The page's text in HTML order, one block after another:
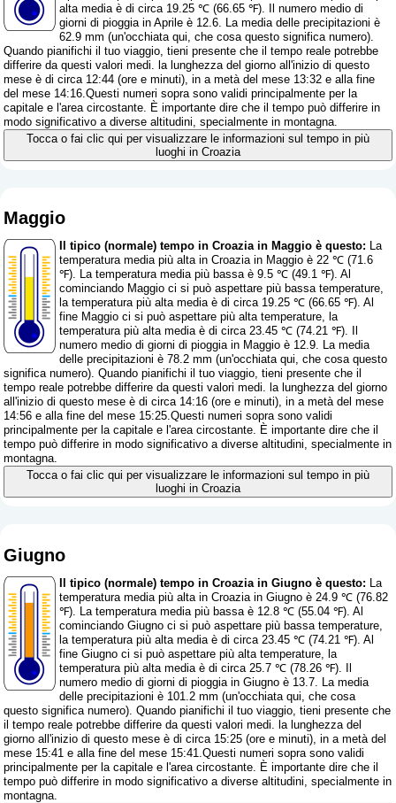
alta media è di circa 19.25 ℃ (66.65 ℉). Il numero medio di
giorni di pioggia in Aprile è 12.6. La media delle precipitazioni è
62.9 mm (un'occhiata qui, che cosa questo significa numero).
Quando pianifichi il tuo viaggio, tieni presente che il tempo reale potrebbe
differire da questi valori medi. la lunghezza del giorno all'inizio di questo
mese è di circa 12:44 (ore e minuti), in a metà del mese 13:32 e alla fine
del mese 14:16.Questi numeri sopra sono validi principalmente per la
capitale e l'area circostante. È importante dire che il tempo può differire in
modo significativo a diverse altitudini, specialmente in montagna.
Tocca o fai clic qui per visualizzare le informazioni sul tempo in più
luoghi in Croazia
Maggio
Il tipico (normale) tempo in Croazia in Maggio è questo: La
temperatura media più alta in Croazia in Maggio è 22 ℃ (71.6
℉). La temperatura media più bassa è 9.5 ℃ (49.1 ℉). Al
cominciando Maggio ci si può aspettare più bassa temperature,
la temperatura più alta media è di circa 19.25 ℃ (66.65 ℉). Al
fine Maggio ci si può aspettare più alta temperature, la
temperatura più alta media è di circa 23.45 ℃ (74.21 ℉). Il
numero medio di giorni di pioggia in Maggio è 12.9. La media
delle precipitazioni è 78.2 mm (un'occhiata qui, che cosa questo
significa numero). Quando pianifichi il tuo viaggio, tieni presente che il
tempo reale potrebbe differire da questi valori medi. la lunghezza del giorno
all'inizio di questo mese è di circa 14:16 (ore e minuti), in a metà del mese
14:56 e alla fine del mese 15:25.Questi numeri sopra sono validi
principalmente per la capitale e l'area circostante. È importante dire che il
tempo può differire in modo significativo a diverse altitudini, specialmente in
montagna.
Tocca o fai clic qui per visualizzare le informazioni sul tempo in più
luoghi in Croazia
Giugno
Il tipico (normale) tempo in Croazia in Giugno è questo: La
temperatura media più alta in Croazia in Giugno è 24.9 ℃ (76.82
℉). La temperatura media più bassa è 12.8 ℃ (55.04 ℉). Al
cominciando Giugno ci si può aspettare più bassa temperature,
la temperatura più alta media è di circa 23.45 ℃ (74.21 ℉). Al
fine Giugno ci si può aspettare più alta temperature, la
temperatura più alta media è di circa 25.7 ℃ (78.26 ℉). Il
numero medio di giorni di pioggia in Giugno è 13.7. La media
delle precipitazioni è 101.2 mm (un'occhiata qui, che cosa
questo significa numero). Quando pianifichi il tuo viaggio, tieni presente che
il tempo reale potrebbe differire da questi valori medi. la lunghezza del
giorno all'inizio di questo mese è di circa 15:25 (ore e minuti), in a metà del
mese 15:41 e alla fine del mese 15:41.Questi numeri sopra sono validi
principalmente per la capitale e l'area circostante. È importante dire che il
tempo può differire in modo significativo a diverse altitudini, specialmente in
montagna.